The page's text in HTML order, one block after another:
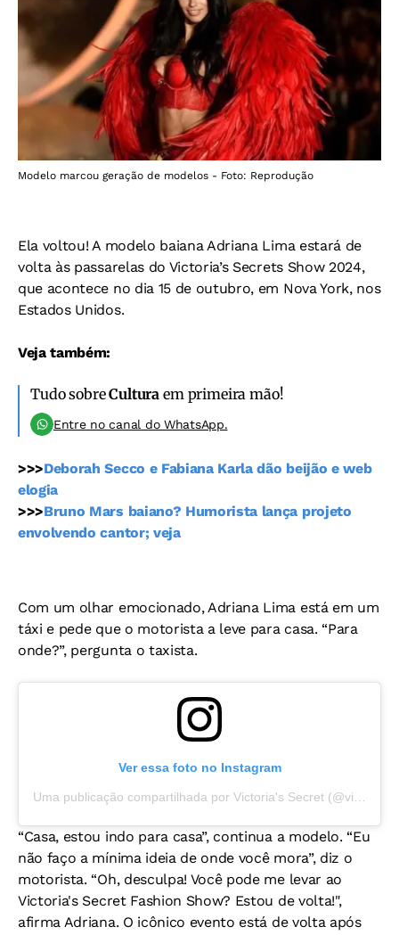
Modelo marcou geração de modelos - Foto: Reprodução
Ela voltou! A modelo baiana Adriana Lima estará de
volta às passarelas do Victoria’s Secrets Show 2024,
que acontece no dia 15 de outubro, em Nova York, nos
Estados Unidos.
Veja também:
Tudo sobreCultura em primeira mão!
Entre no canal do WhatsApp.
>>>Deborah Secco e Fabiana Karla dão beijão e web
elogia
>>>Bruno Mars baiano? Humorista lança projeto
envolvendo cantor; veja
Com um olhar emocionado, Adriana Lima está em um
táxi e pede que o motorista a leve para casa. “Para
onde?”, pergunta o taxista.
Ver essa foto no Instagram
Uma publicação compartilhada por Victoria's Secret (@victoriassecret)
“Casa, estou indo para casa”, continua a modelo. “Eu
não faço a mínima ideia de onde você mora”, diz o
motorista. “Oh, desculpa! Você pode me levar ao
Victoria's Secret Fashion Show? Estou de volta!",
afirma Adriana. O icônico evento está de volta após